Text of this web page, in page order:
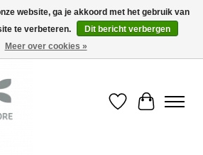
Verlanglijst
website, ga je akkoord met het gebruik van
te verbeteren.
Dit bericht verbergen
Meer over cookies »